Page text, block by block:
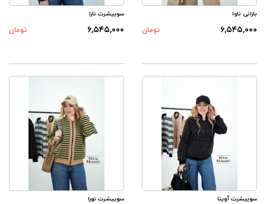
بارانی ناوا
۶,۵۴۵,۰۰۰ تومان
سوییشرت نارا
۶,۵۴۵,۰۰۰ تومان
سوییشرت آوینا سوییشرت نورا